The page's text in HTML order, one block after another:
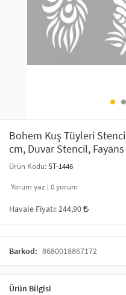
SAÇ AKSESUARLARI
GELİN / DÜĞÜN AKSESUARLARI
ŞAL VE FULAR
ODA KOKUSU VE MUM
PARTİ SÜSLERİ
YILBAŞI ÜRÜNLERİ
Bohem Kuş Tüyleri
cm, Duvar Stencil,
Ürün Kodu:ST-1446
Yorum yaz | 0yorum
Havale Fiyatı:244,90
Barkod: 8680018867172
Ürün Bilgisi